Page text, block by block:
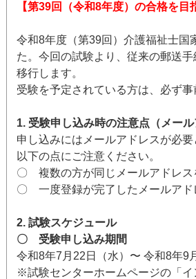
【第39回（令和8年度）の合格を目
令和8年度（第39回）介護福祉士国
た。今回の試験より、従来の郵送
移行します。
受験を予定されている方は、必ず事
1. 受験申し込み時の注意点（メール
申し込みにはメールアドレスが必要
以下の点にご注意ください。
〇 複数の方が同じメールアドレス
〇 一度登録が完了したメールアド
2. 試験スケジュール
〇 受験申し込み期間
令和8年7月22日（水）〜 令和8年9
※試験センターホームページの「